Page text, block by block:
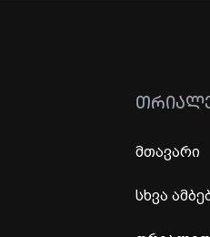
მთავარი
სხვა